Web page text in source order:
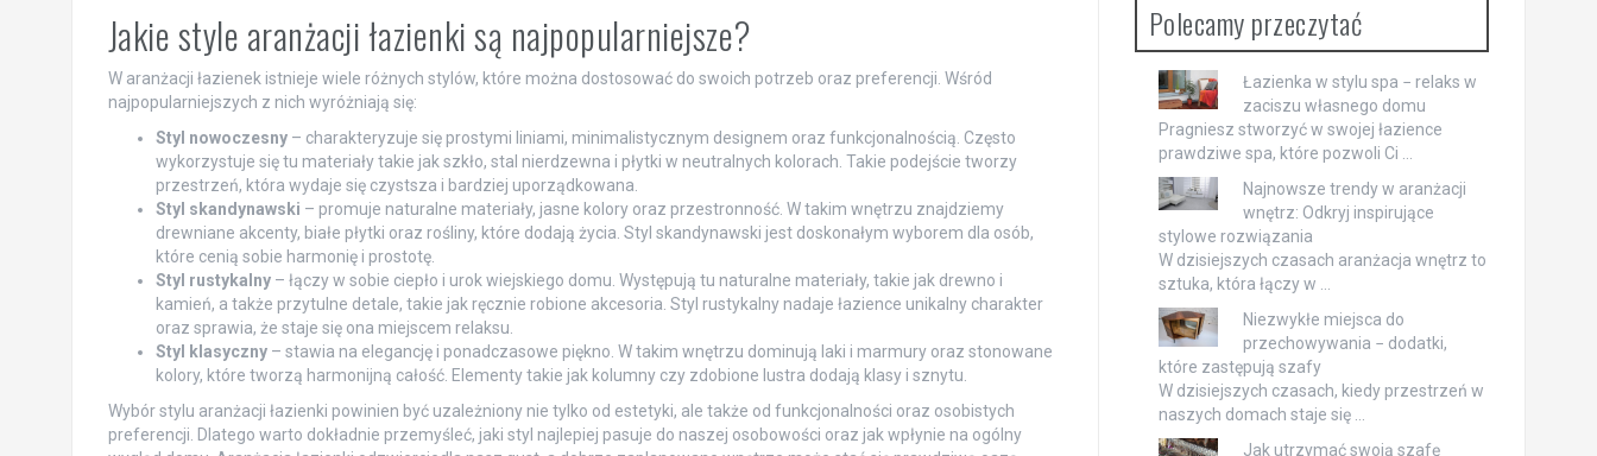
Jakie style aranżacji łazienki są najpopularniejsze?
W aranżacji łazienek istnieje wiele różnych stylów, które można dostosować do swoich potrzeb oraz preferencji. Wśród
najpopularniejszych z nich wyróżniają się:
Styl nowoczesny– charakteryzuje się prostymi liniami, minimalistycznym designem oraz funkcjonalnością. Często
wykorzystuje się tu materiały takie jak szkło, stal nierdzewna i płytki w neutralnych kolorach. Takie podejście tworzy
przestrzeń, która wydaje się czystsza i bardziej uporządkowana.
Styl skandynawski – promuje naturalne materiały, jasne kolory oraz przestronność. W takim wnętrzu znajdziemy
drewniane akcenty, białe płytki oraz rośliny, które dodają życia. Styl skandynawski jest doskonałym wyborem dla osób,
które cenią sobie harmonię i prostotę.
Styl rustykalny– łączy w sobie ciepło i urok wiejskiego domu. Występują tu naturalne materiały, takie jak drewno i
kamień, a także przytulne detale, takie jak ręcznie robione akcesoria. Styl rustykalny nadaje łazience unikalny charakter
oraz sprawia, że staje się ona miejscem relaksu.
Styl klasyczny– stawia na elegancję i ponadczasowe piękno. W takim wnętrzu dominują laki i marmury oraz stonowane
kolory, które tworzą harmonijną całość. Elementy takie jak kolumny czy zdobione lustra dodają klasy i sznytu.
Wybór stylu aranżacji łazienki powinien być uzależniony nie tylko od estetyki, ale także od funkcjonalności oraz osobistych
preferencji. Dlatego warto dokładnie przemyśleć, jaki styl najlepiej pasuje do naszej osobowości oraz jak wpłynie na ogólny
Polecamy przeczytać
Łazienka w stylu spa − relaks w
zaciszu własnego domu
Pragniesz stworzyć w swojej łazience
prawdziwe spa, które pozwoli Ci …
Najnowsze trendy w aranżacji
wnętrz: Odkryj inspirujące
stylowe rozwiązania
W dzisiejszych czasach aranżacja wnętrz to
sztuka, która łączy w …
Niezwykłe miejsca do
przechowywania − dodatki,
które zastępują szafy
W dzisiejszych czasach, kiedy przestrzeń w
naszych domach staje się …
Jak utrzymać swoją szafę